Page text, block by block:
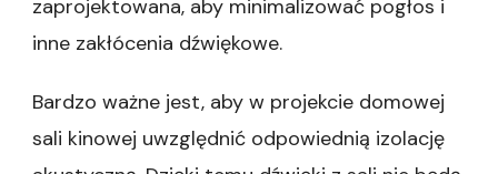
zaprojektowana, aby minimalizować pogłos i
inne zakłócenia dźwiękowe.
Bardzo ważne jest, aby w projekcie domowej
sali kinowej uwzględnić odpowiednią izolację